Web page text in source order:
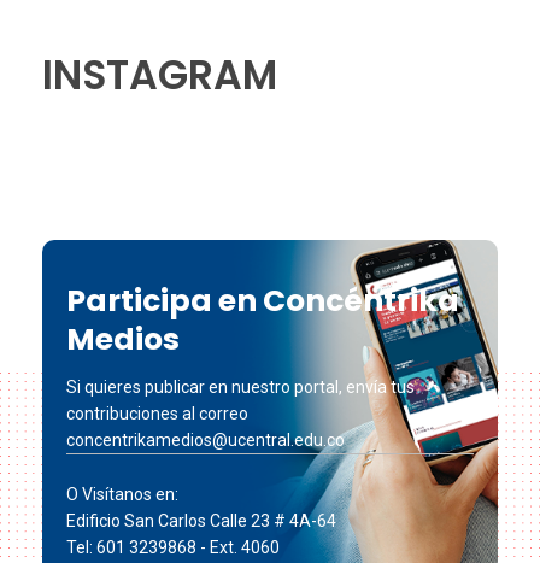
INSTAGRAM
Participa en Concéntrika
Medios
Si quieres publicar en nuestro portal, envía tus
contribuciones al correo
concentrikamedios@ucentral.edu.co
O Visítanos en:
Edificio San Carlos Calle 23 # 4A-64
Tel: 601 3239868 - Ext. 4060